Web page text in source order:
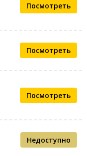
Посмотреть
Посмотреть
Посмотреть
Недоступно